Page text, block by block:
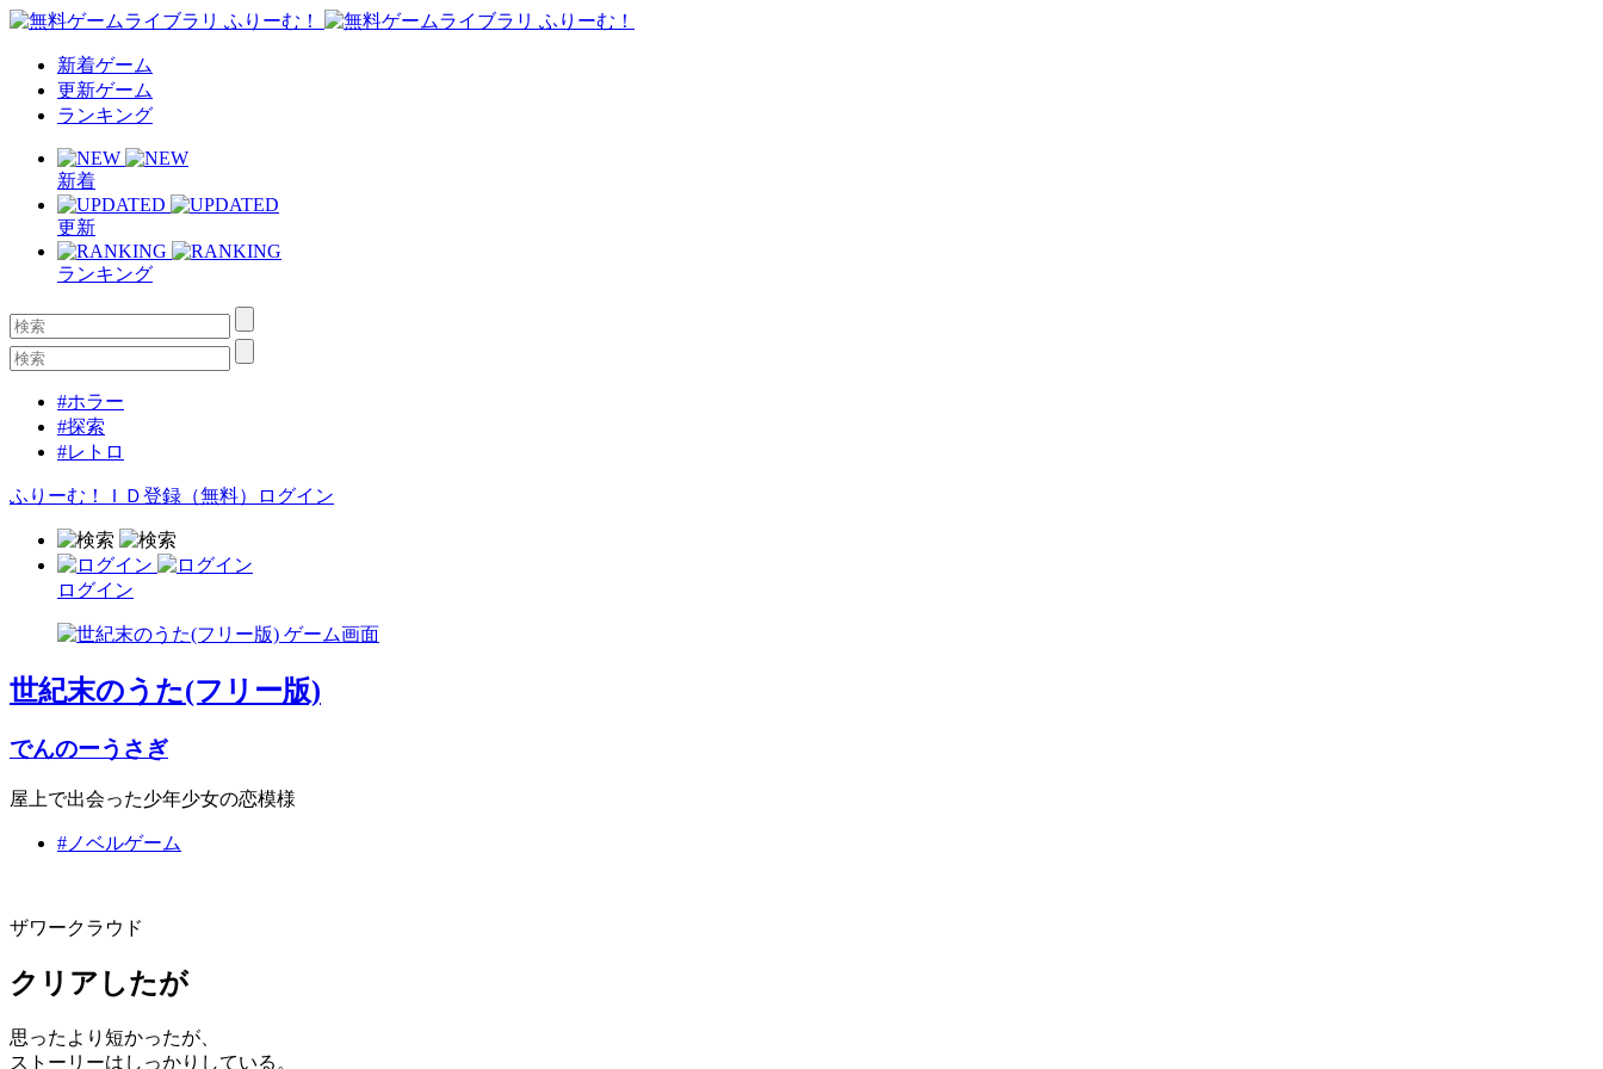
新着ゲーム
更新ゲーム
ランキング
新着
更新
ランキング
#ホラー
#探索
#レトロ
ふりーむ！ＩＤ登録（無料） ログイン
ログイン
世紀末のうた(フリー版)
でんのーうさぎ
屋上で出会った少年少女の恋模様
#ノベルゲーム
ザワークラウド
クリアしたが
思ったより短かったが、
ストーリーはしっかりしている。